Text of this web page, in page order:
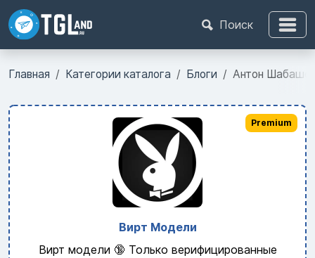
Поиск
Главная Категории каталога Блоги Антон
Вирт Модели
Вирт модели 🔞 Только верифицированные
Premium